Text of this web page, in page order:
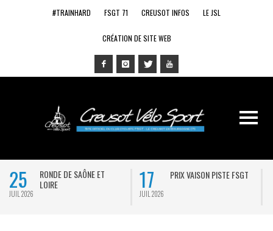
#TRAINHARD FSGT 71 CREUSOT INFOS LE JSL
CRÉATION DE SITE WEB
25
JUIL 2026
RONDE DE SAÔNE ET
LOIRE
17
JUIL 2026
PRIX VAISON PISTE FSGT